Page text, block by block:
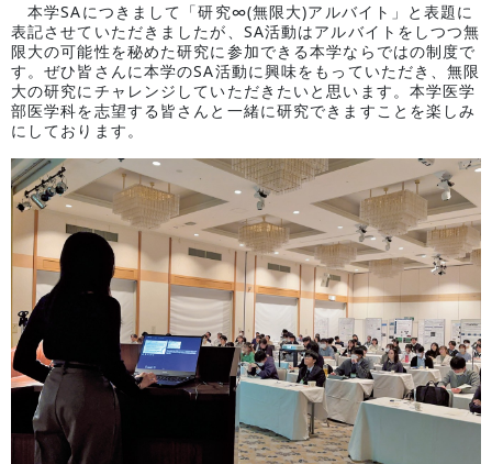
本学SAにつきまして「研究∞(無限大)アルバイト」と表題に
表記させていただきましたが、SA活動はアルバイトをしつつ無
限大の可能性を秘めた研究に参加できる本学ならではの制度で
す。ぜひ皆さんに本学のSA活動に興味をもっていただき、無限
大の研究にチャレンジしていただきたいと思います。本学医学
部医学科を志望する皆さんと一緒に研究できますことを楽しみ
にしております。